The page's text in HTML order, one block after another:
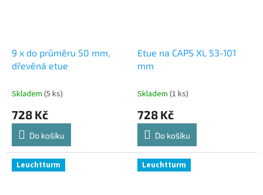
9 x do průměru 50 mm,
dřevěná etue
Skladem (5 ks)
728 Kč
Do košíku
Etue na CAPS XL 53-101
mm
Skladem (1 ks)
728 Kč
Do košíku
Leuchtturm Leuchtturm